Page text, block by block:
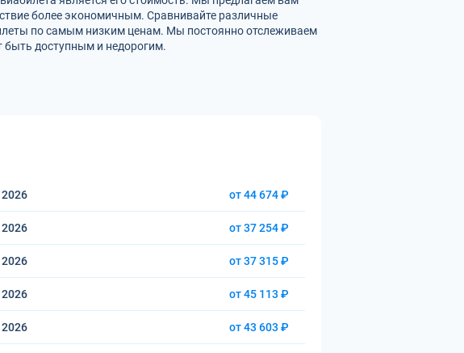
более экономичным. Сравнивайте различные
по самым низким ценам. Мы постоянно отслеживаем
быть доступным и недорогим.
2026 от 44 674 ₽
2026 от 37 254 ₽
2026 от 37 315 ₽
2026 от 45 113 ₽
2026 от 43 603 ₽